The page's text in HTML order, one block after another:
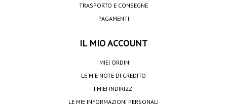
TRASPORTO E CONSEGNE
PAGAMENTI
IL MIO ACCOUNT
I MIEI ORDINI
LE MIE NOTE DI CREDITO
I MIEI INDIRIZZI
LE MIE INFORMAZIONI PERSONALI